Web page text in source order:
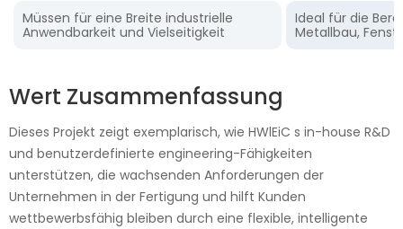
Müssen für eine Breite industrielle
Anwendbarkeit und Vielseitigkeit
Ideal für die
Metallbau,
Wert Zusammenfassung
Dieses Projekt zeigt exemplarisch, wie HWlEiC s in-house R&D
und benutzerdefinierte engineering-Fähigkeiten
unterstützen, die wachsenden Anforderungen der
Unternehmen in der Fertigung und hilft Kunden
wettbewerbsfähig bleiben durch eine flexible, intelligente